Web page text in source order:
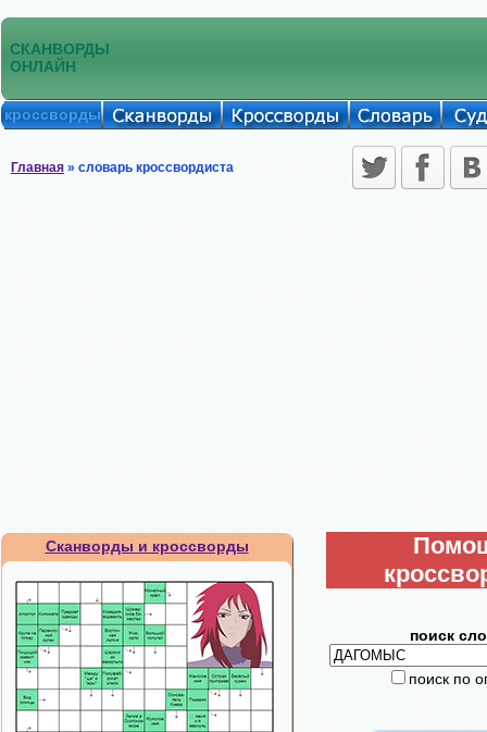
СКАНВОРДЫ
ОНЛАЙН
кроссворды
Главная » словарь кроссвордиста
Сканворды и кроссворды
поиск
поиск по